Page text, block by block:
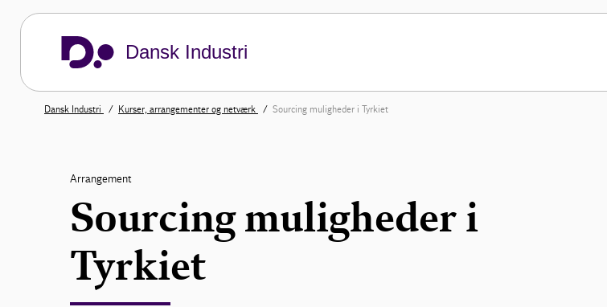
Dansk Industri
Dansk Industri Kurser, arrangementer og netværk Sourcing muligheder i Tyrkiet
Arrangement
Sourcing muligheder i
Tyrkiet